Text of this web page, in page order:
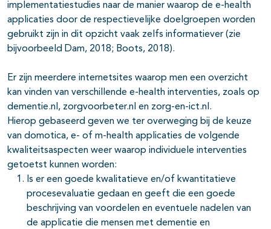
implementatiestudies naar de manier waarop de e-health
applicaties door de respectievelijke doelgroepen worden
gebruikt zijn in dit opzicht vaak zelfs informatiever (zie
bijvoorbeeld Dam, 2018; Boots, 2018).
Er zijn meerdere internetsites waarop men een overzicht
kan vinden van verschillende e-health interventies, zoals op
dementie.nl, zorgvoorbeter.nl en zorg-en-ict.nl.
Hierop gebaseerd geven we ter overweging bij de keuze
van domotica, e- of m-health applicaties de volgende
kwaliteitsaspecten weer waarop individuele interventies
getoetst kunnen worden:
Is er een goede kwalitatieve en/of kwantitatieve
procesevaluatie gedaan en geeft die een goede
beschrijving van voordelen en eventuele nadelen van
de applicatie die mensen met dementie en